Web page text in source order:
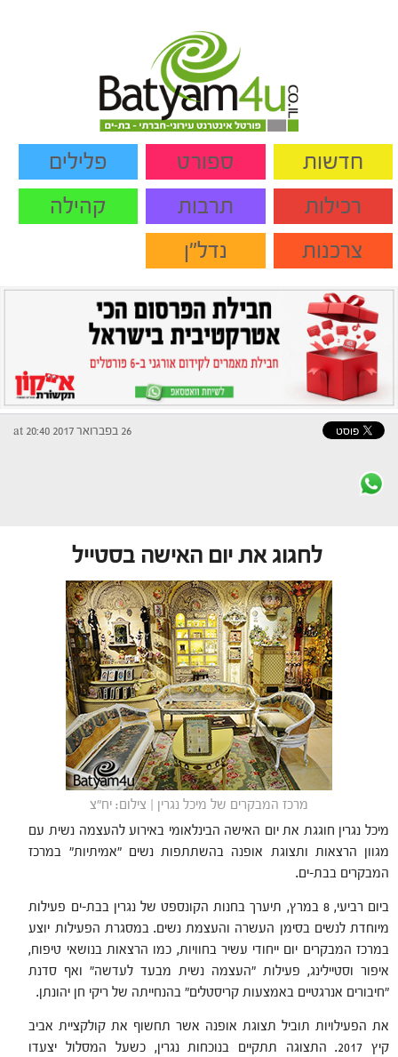
חדשות ספורט
פלילים
רכילות
תרבות
קהילה
צרכנות
נדל"ן
26 בפברואר 2017 at 20:40
לחגוג את יום האישה בסטייל
מרכז המבקרים של מיכל נגרין | צילום: יח"צ
מיכל נגרין חוגגת את יום האישה הבינלאומי באירוע להעצמה נשית עם
מגוון הרצאות ותצוגת אופנה בהשתתפות נשים "אמיתיות" במרכז
המבקרים בבת-ים.
ביום רביעי, 8 במרץ, תיערך בחנות הקונספט של נגרין בבת-ים פעילות
מיוחדת לנשים בסימן העשרה והעצמת נשים. במסגרת הפעילות יוצע
במרכז המבקרים יום ייחודי עשיר בחוויות, כמו הרצאות בנושאי טיפוח,
איפור וסטיילינג, פעילות "העצמה נשית מבעד לעדשה" ואף סדנת
"חיבורים אנרגטיים באמצעות קריסטלים" בהנחייתה של ריקי חן יהונתן.
את הפעילויות תוביל תצוגת אופנה אשר תחשוף את קולקציית אביב
קיץ 2017. התצוגה תתקיים בנוכחות נגרין, כשעל המסלול יצעדו